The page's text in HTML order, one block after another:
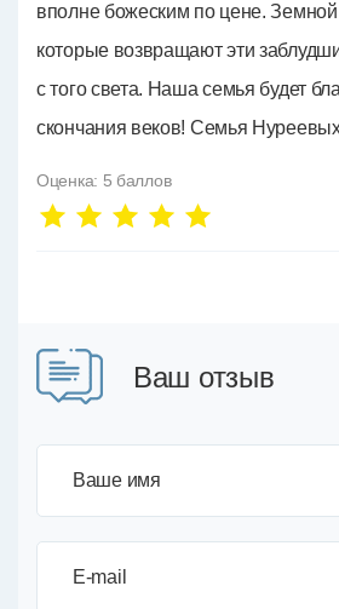
вполне божеским по цене.
которые возвращают эти
с того света. Наша семья будет
скончания веков! Семья
Оценка: 5 баллов
Ваш отзыв
Ваше имя
E-mail